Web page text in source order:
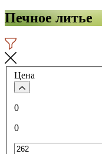
Печное литье
Цена
0
0